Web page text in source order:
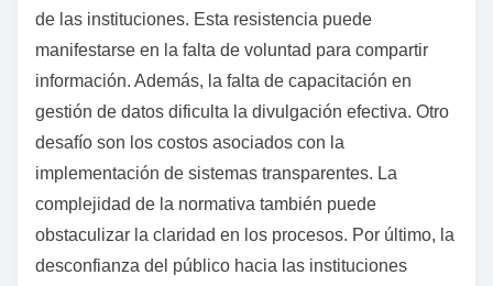
de las instituciones. Esta resistencia puede
manifestarse en la falta de voluntad para compartir
información. Además, la falta de capacitación en
gestión de datos dificulta la divulgación efectiva. Otro
desafío son los costos asociados con la
implementación de sistemas transparentes. La
complejidad de la normativa también puede
obstaculizar la claridad en los procesos. Por último, la
desconfianza del público hacia las instituciones